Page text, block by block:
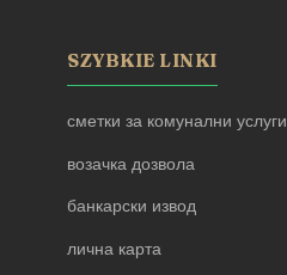
SZYBKIE LINKI
сметки за комунални услуги
возачка дозвола
банкарски извод
лична карта